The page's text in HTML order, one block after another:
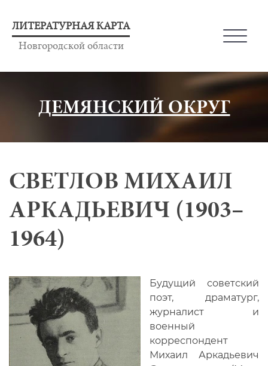
ЛИТЕРАТУРНАЯ КАРТА
Новгородской области
ДЕМЯНСКИЙ ОКРУГ
СВЕТЛОВ МИХАИЛ
АРКАДЬЕВИЧ (1903–
1964)
Будущий советский
поэт, драматург,
журналист и
военный
корреспондент
Михаил Аркадьевич